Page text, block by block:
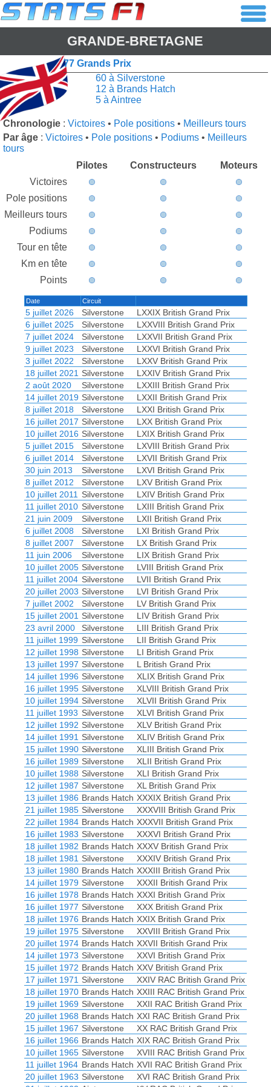
GRANDE-BRETAGNE
77 Grands Prix
60 à Silverstone
12 à Brands Hatch
5 à Aintree
Chronologie : Victoires • Pole positions • Meilleurs tours
Par âge : Victoires • Pole positions • Podiums • Meilleurs
tours
Pilotes
Constructeurs
Moteurs
Victoires
Pole positions
Meilleurs tours
Podiums
Tour en tête
Km en tête
Points
Date Circuit
5 juillet 2026 Silverstone
LXXIX British Grand Prix
6 juillet 2025
Silverstone
LXXVIII British Grand Prix
7 juillet 2024
Silverstone
LXXVII British Grand Prix
9 juillet 2023
Silverstone
LXXVI British Grand Prix
3 juillet 2022
Silverstone
LXXV British Grand Prix
18 juillet 2021 Silverstone
LXXIV British Grand Prix
2 août 2020
Silverstone
LXXIII British Grand Prix
14 juillet 2019 Silverstone
LXXII British Grand Prix
8 juillet 2018
Silverstone
LXXI British Grand Prix
16 juillet 2017 Silverstone
LXX British Grand Prix
10 juillet 2016 Silverstone
LXIX British Grand Prix
5 juillet 2015
Silverstone
LXVIII British Grand Prix
6 juillet 2014
Silverstone
LXVII British Grand Prix
30 juin 2013
Silverstone
LXVI British Grand Prix
8 juillet 2012
Silverstone
LXV British Grand Prix
10 juillet 2011
Silverstone
LXIV British Grand Prix
11 juillet 2010 Silverstone
LXIII British Grand Prix
21 juin 2009
Silverstone
LXII British Grand Prix
6 juillet 2008
Silverstone
LXI British Grand Prix
8 juillet 2007
Silverstone
LX British Grand Prix
11 juin 2006
Silverstone
LIX British Grand Prix
10 juillet 2005 Silverstone
LVIII British Grand Prix
11 juillet 2004 Silverstone
LVII British Grand Prix
20 juillet 2003 Silverstone
LVI British Grand Prix
7 juillet 2002
Silverstone
LV British Grand Prix
15 juillet 2001 Silverstone
LIV British Grand Prix
23 avril 2000
Silverstone
LIII British Grand Prix
11 juillet 1999 Silverstone
LII British Grand Prix
12 juillet 1998 Silverstone
LI British Grand Prix
13 juillet 1997 Silverstone
L British Grand Prix
14 juillet 1996 Silverstone
XLIX British Grand Prix
16 juillet 1995 Silverstone
XLVIII British Grand Prix
10 juillet 1994 Silverstone
XLVII British Grand Prix
11 juillet 1993 Silverstone
XLVI British Grand Prix
12 juillet 1992 Silverstone
XLV British Grand Prix
14 juillet 1991 Silverstone
XLIV British Grand Prix
15 juillet 1990 Silverstone
XLIII British Grand Prix
16 juillet 1989 Silverstone
XLII British Grand Prix
10 juillet 1988 Silverstone
XLI British Grand Prix
12 juillet 1987 Silverstone
XL British Grand Prix
13 juillet 1986 Brands Hatch XXXIX British Grand Prix
21 juillet 1985 Silverstone
XXXVIII British Grand Prix
22 juillet 1984 Brands Hatch XXXVII British Grand Prix
16 juillet 1983 Silverstone
XXXVI British Grand Prix
18 juillet 1982 Brands Hatch XXXV British Grand Prix
18 juillet 1981 Silverstone
XXXIV British Grand Prix
13 juillet 1980 Brands Hatch XXXIII British Grand Prix
14 juillet 1979 Silverstone
XXXII British Grand Prix
16 juillet 1978 Brands Hatch XXXI British Grand Prix
16 juillet 1977 Silverstone
XXX British Grand Prix
18 juillet 1976 Brands Hatch XXIX British Grand Prix
19 juillet 1975 Silverstone
XXVIII British Grand Prix
20 juillet 1974 Brands Hatch XXVII British Grand Prix
14 juillet 1973 Silverstone
XXVI British Grand Prix
15 juillet 1972 Brands Hatch XXV British Grand Prix
17 juillet 1971 Silverstone
XXIV RAC British Grand Prix
18 juillet 1970 Brands Hatch XXIII RAC British Grand Prix
19 juillet 1969 Silverstone
XXII RAC British Grand Prix
20 juillet 1968 Brands Hatch XXI RAC British Grand Prix
15 juillet 1967 Silverstone
XX RAC British Grand Prix
16 juillet 1966 Brands Hatch XIX RAC British Grand Prix
10 juillet 1965 Silverstone
XVIII RAC British Grand Prix
11 juillet 1964 Brands Hatch XVII RAC British Grand Prix
20 juillet 1963 Silverstone
XVI RAC British Grand Prix